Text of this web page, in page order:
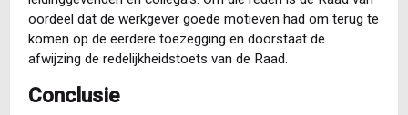
oordeel dat de werkgever goede motieven had om terug te
komen op de eerdere toezegging en doorstaat de
afwijzing de redelijkheidstoets van de Raad.
Conclusie